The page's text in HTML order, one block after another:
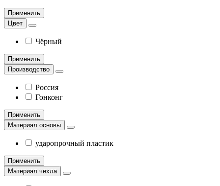
Применить
Цвет
Чёрный
Применить
Производство
Россия
Гонконг
Применить
Материал основы
ударопрочный пластик
Применить
Материал чехла